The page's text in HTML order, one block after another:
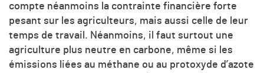
compte néanmoins la contrainte financière forte
pesant sur les agriculteurs, mais aussi celle de leur
temps de travail. Néanmoins, il faut surtout une
agriculture plus neutre en carbone, même si les
émissions liées au méthane ou au protoxyde d’azote